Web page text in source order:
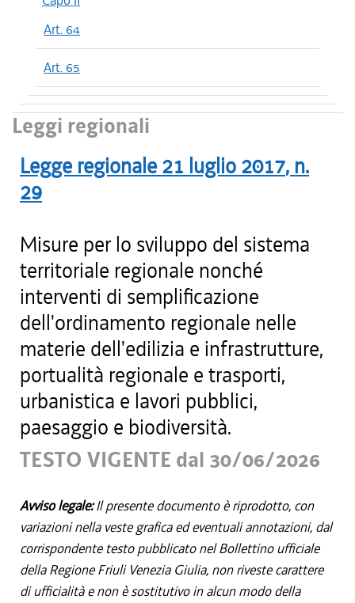
Art. 64
Art. 65
Leggi regionali
Legge regionale 21 luglio 2017, n.
29
Misure per lo sviluppo del sistema
territoriale regionale nonché
interventi di semplificazione
dell'ordinamento regionale nelle
materie dell'edilizia e infrastrutture,
portualità regionale e trasporti,
urbanistica e lavori pubblici,
paesaggio e biodiversità.
TESTO VIGENTE dal 30/06/2026
Avviso legale:Il presente documento è riprodotto, con
variazioni nella veste grafica ed eventuali annotazioni, dal
corrispondente testo pubblicato nel Bollettino ufficiale
della Regione Friuli Venezia Giulia, non riveste carattere
di ufficialità e non è sostitutivo in alcun modo della